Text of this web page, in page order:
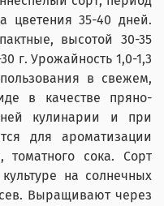
цветения 35-40 дней.
высотой 30-35
г. Урожайность 1,0-1,3
в свежем,
в качестве пряно-
кулинарии и при
для ароматизации
томатного сока. Сорт
на солнечных
Выращивают через